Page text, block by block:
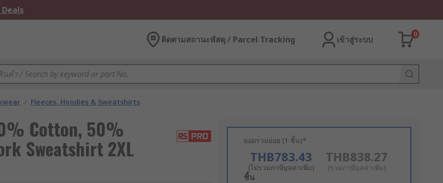
ติดตามสถานะพัสดุ / Parcel Tracking เข้าสู่ระบบ
0
/ Fleeces, Hoodies & Sweatshirts
Cotton, 50%
Sweatshirt 2XL ยอดรวมย่อย (1 ชิ้น)*
THB783.43
(ไม่รวมภาษีมูลค่าเพิ่ม)
THB838.27
(รวมภาษีมูลค่าเพิ่ม)
Add
ชิ้น